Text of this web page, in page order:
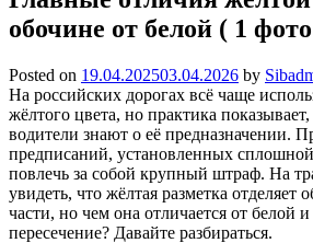
обочине от белой ( 1
Posted on 19.04.202503.04.2026 by
На российских дорогах всё чаще
жёлтого цвета, но практика показывает,
водители знают о её предназначении.
предписаний, установленных
повлечь за собой крупный штраф. На
увидеть, что жёлтая разметка отделяет
части, но чем она отличается от белой
пересечение? Давайте разбираться.